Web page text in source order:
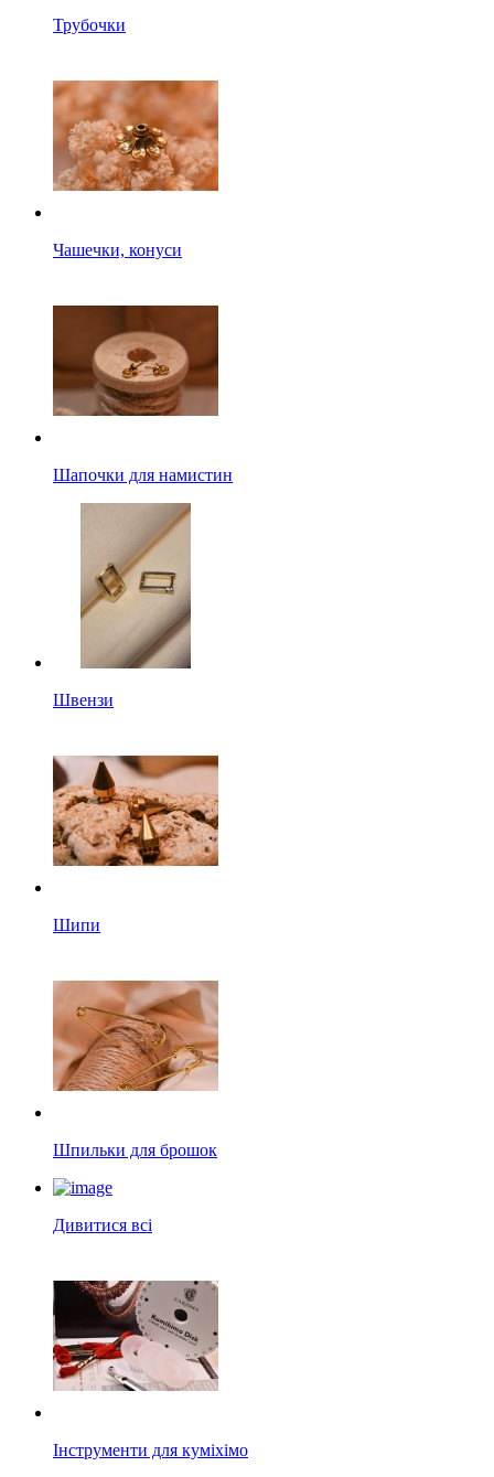
Трубочки
Чашечки, конуси
Шапочки для намистин
Швензи
Шипи
Шпильки для брошок
Дивитися всі
Інструменти для куміхімо